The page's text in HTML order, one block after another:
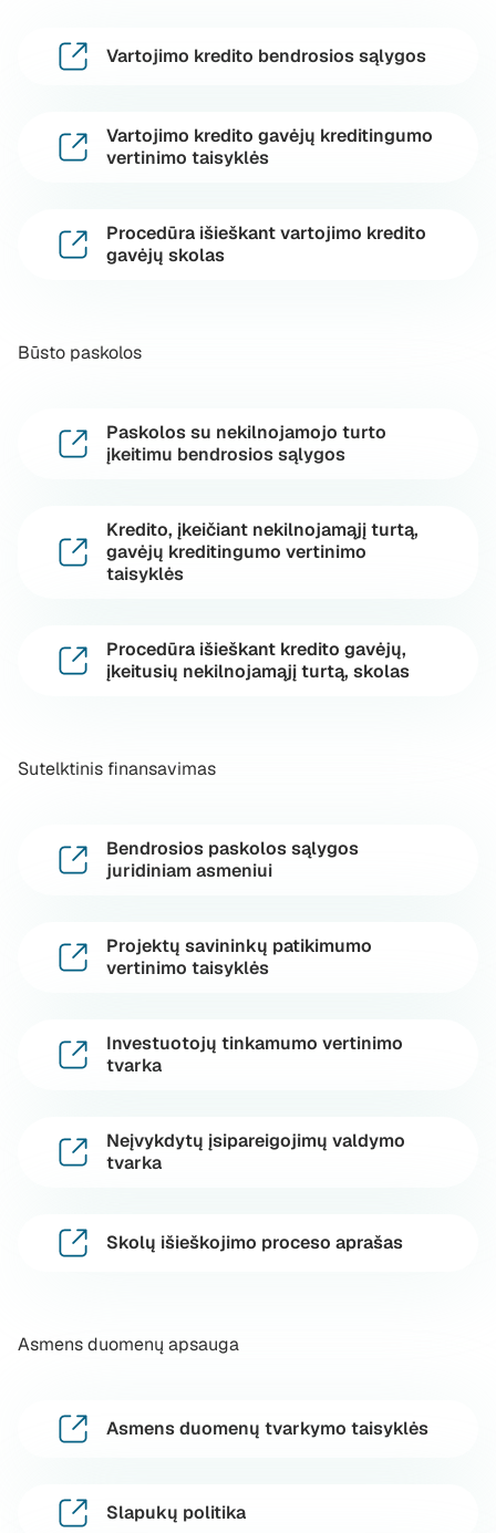
Vartojimo kredito bendrosios sąlygos
Vartojimo kredito gavėjų kreditingumo
vertinimo taisyklės
Procedūra išieškant vartojimo kredito
gavėjų skolas
Būsto paskolos
Paskolos su nekilnojamojo turto
įkeitimu bendrosios sąlygos
Kredito, įkeičiant nekilnojamąjį turtą,
gavėjų kreditingumo vertinimo
taisyklės
Procedūra išieškant kredito gavėjų,
įkeitusių nekilnojamąjį turtą, skolas
Sutelktinis finansavimas
Bendrosios paskolos sąlygos
juridiniam asmeniui
Projektų savininkų patikimumo
vertinimo taisyklės
Investuotojų tinkamumo vertinimo
tvarka
Neįvykdytų įsipareigojimų valdymo
tvarka
Skolų išieškojimo proceso aprašas
Asmens duomenų apsauga
Asmens duomenų tvarkymo taisyklės
Slapukų politika